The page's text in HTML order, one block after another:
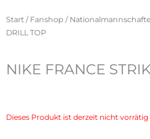
Start / Fanshop /
DRILL TOP
NIKE FRANCE
Dieses Produkt ist derzeit nicht